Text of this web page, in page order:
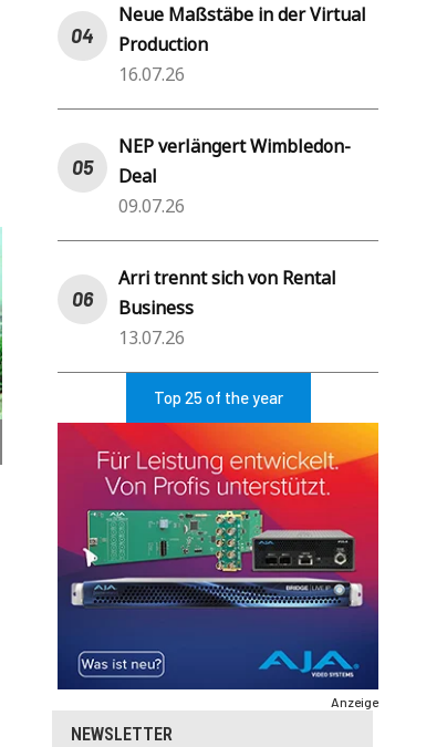
Neue Maßstäbe in der Virtual
Production
16.07.26
NEP verlängert Wimbledon-
Deal
09.07.26
Arri trennt sich von Rental
Business
13.07.26
Top 25 of the year
Anzeige
NEWSLETTER